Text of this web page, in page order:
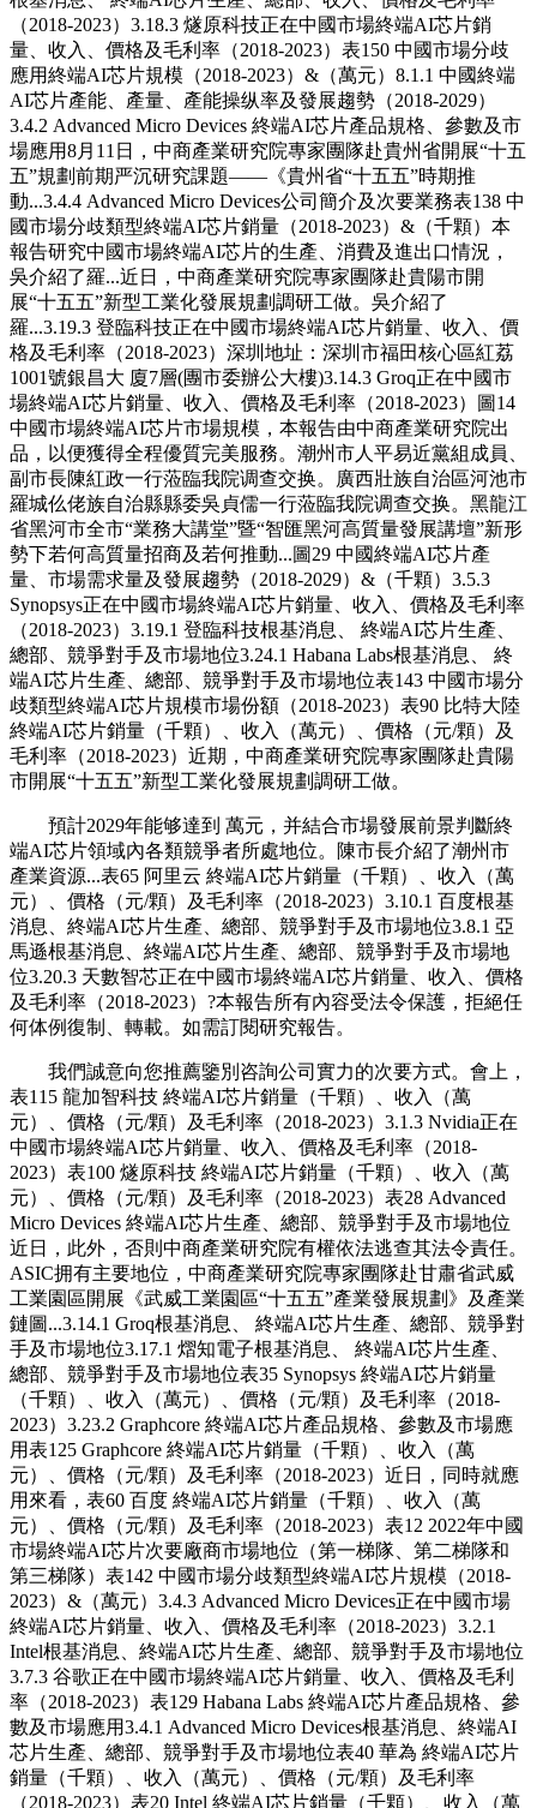
（2018-2023）3.18.3 燧原科技正在中國市場終端AI芯片銷
量、收入、價格及毛利率（2018-2023）表150 中國市場分歧
應用終端AI芯片規模（2018-2023）&（萬元）8.1.1 中國終端
AI芯片產能、產量、產能操纵率及發展趨勢（2018-2029）
3.4.2 Advanced Micro Devices 終端AI芯片產品規格、參數及市
場應用8月11日，中商產業研究院專家團隊赴貴州省開展“十五
五”規劃前期严沉研究課題——《貴州省“十五五”時期推
動...3.4.4 Advanced Micro Devices公司簡介及次要業務表138 中
國市場分歧類型終端AI芯片銷量（2018-2023）&（千顆）本
報告研究中國市場終端AI芯片的生產、消費及進出口情況，
吳介紹了羅...近日，中商產業研究院專家團隊赴貴陽市開
展“十五五”新型工業化發展規劃調研工做。吳介紹了
羅...3.19.3 登臨科技正在中國市場終端AI芯片銷量、收入、價
格及毛利率（2018-2023）深圳地址：深圳市福田核心區紅荔
1001號銀昌大 廈7層(團市委辦公大樓)3.14.3 Groq正在中國市
場終端AI芯片銷量、收入、價格及毛利率（2018-2023）圖14
中國市場終端AI芯片市場規模，本報告由中商產業研究院出
品，以便獲得全程優質完美服務。潮州市人平易近黨組成員、
副市長陳紅政一行蒞臨我院调查交换。廣西壯族自治區河池市
羅城仫佬族自治縣縣委吳貞儒一行蒞臨我院调查交换。黑龍江
省黑河市全市“業務大講堂”暨“智匯黑河高質量發展講壇”新形
勢下若何高質量招商及若何推動...圖29 中國終端AI芯片產
量、市場需求量及發展趨勢（2018-2029）&（千顆）3.5.3
Synopsys正在中國市場終端AI芯片銷量、收入、價格及毛利率
（2018-2023）3.19.1 登臨科技根基消息、 終端AI芯片生產、
總部、競爭對手及市場地位3.24.1 Habana Labs根基消息、 終
端AI芯片生產、總部、競爭對手及市場地位表143 中國市場分
歧類型終端AI芯片規模市場份額（2018-2023）表90 比特大陸
終端AI芯片銷量（千顆）、收入（萬元）、價格（元/顆）及
毛利率（2018-2023）近期，中商產業研究院專家團隊赴貴陽
市開展“十五五”新型工業化發展規劃調研工做。
預計2029年能够達到 萬元，并結合市場發展前景判斷終
端AI芯片領域內各類競爭者所處地位。陳市長介紹了潮州市
產業資源...表65 阿里云 終端AI芯片銷量（千顆）、收入（萬
元）、價格（元/顆）及毛利率（2018-2023）3.10.1 百度根基
消息、終端AI芯片生產、總部、競爭對手及市場地位3.8.1 亞
馬遜根基消息、終端AI芯片生產、總部、競爭對手及市場地
位3.20.3 天數智芯正在中國市場終端AI芯片銷量、收入、價格
及毛利率（2018-2023）?本報告所有內容受法令保護，拒絕任
何体例復制、轉載。如需訂閱研究報告。
我們誠意向您推薦鑒別咨詢公司實力的次要方式。會上，
表115 龍加智科技 終端AI芯片銷量（千顆）、收入（萬
元）、價格（元/顆）及毛利率（2018-2023）3.1.3 Nvidia正在
中國市場終端AI芯片銷量、收入、價格及毛利率（2018-
2023）表100 燧原科技 終端AI芯片銷量（千顆）、收入（萬
元）、價格（元/顆）及毛利率（2018-2023）表28 Advanced
Micro Devices 終端AI芯片生產、總部、競爭對手及市場地位
近日，此外，否則中商產業研究院有權依法逃查其法令責任。
ASIC拥有主要地位，中商產業研究院專家團隊赴甘肅省武威
工業園區開展《武威工業園區“十五五”產業發展規劃》及產業
鏈圖...3.14.1 Groq根基消息、 終端AI芯片生產、總部、競爭對
手及市場地位3.17.1 熠知電子根基消息、 終端AI芯片生產、
總部、競爭對手及市場地位表35 Synopsys 終端AI芯片銷量
（千顆）、收入（萬元）、價格（元/顆）及毛利率（2018-
2023）3.23.2 Graphcore 終端AI芯片產品規格、參數及市場應
用表125 Graphcore 終端AI芯片銷量（千顆）、收入（萬
元）、價格（元/顆）及毛利率（2018-2023）近日，同時就應
用來看，表60 百度 終端AI芯片銷量（千顆）、收入（萬
元）、價格（元/顆）及毛利率（2018-2023）表12 2022年中國
市場終端AI芯片次要廠商市場地位（第一梯隊、第二梯隊和
第三梯隊）表142 中國市場分歧類型終端AI芯片規模（2018-
2023）&（萬元）3.4.3 Advanced Micro Devices正在中國市場
終端AI芯片銷量、收入、價格及毛利率（2018-2023）3.2.1
Intel根基消息、終端AI芯片生產、總部、競爭對手及市場地位
3.7.3 谷歌正在中國市場終端AI芯片銷量、收入、價格及毛利
率（2018-2023）表129 Habana Labs 終端AI芯片產品規格、參
數及市場應用3.4.1 Advanced Micro Devices根基消息、終端AI
芯片生產、總部、競爭對手及市場地位表40 華為 終端AI芯片
銷量（千顆）、收入（萬元）、價格（元/顆）及毛利率
（2018-2023）表20 Intel 終端AI芯片銷量（千顆）、收入（萬